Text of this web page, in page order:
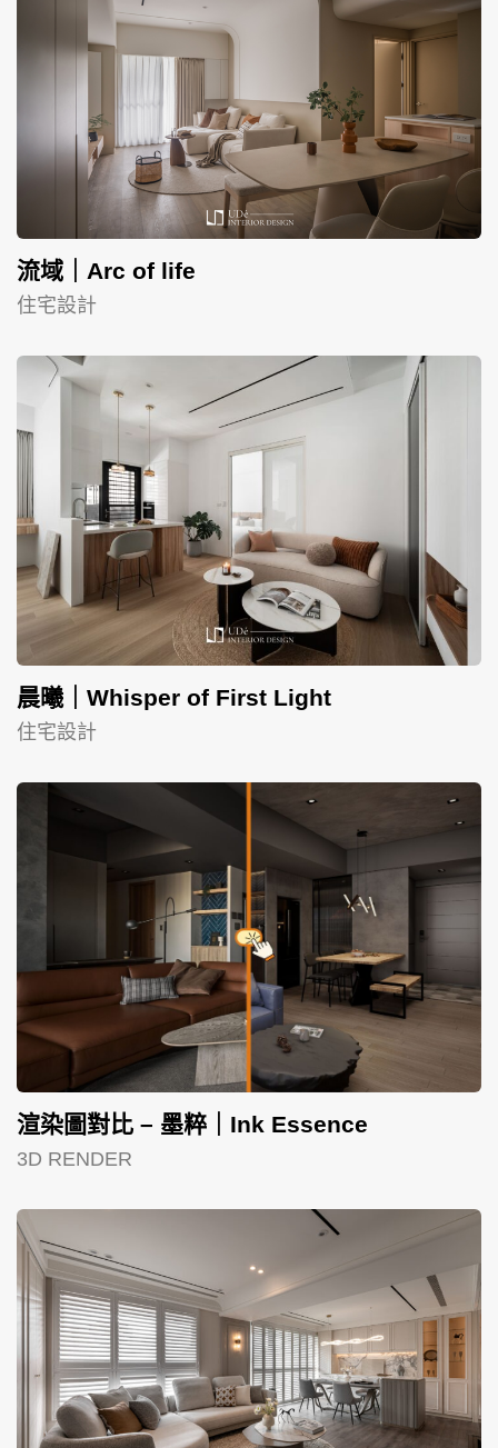
流域｜Arc of life
住宅設計
晨曦｜Whisper of First Light
住宅設計
渲染圖對比 – 墨粹｜Ink Essence
3D RENDER